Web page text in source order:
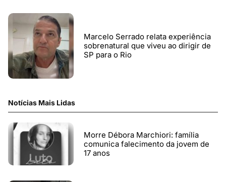
Marcelo Serrado relata experiência
sobrenatural que viveu ao dirigir de
SP para o Rio
Notícias Mais Lidas
Morre Débora Marchiori: família
comunica falecimento da jovem de
17 anos